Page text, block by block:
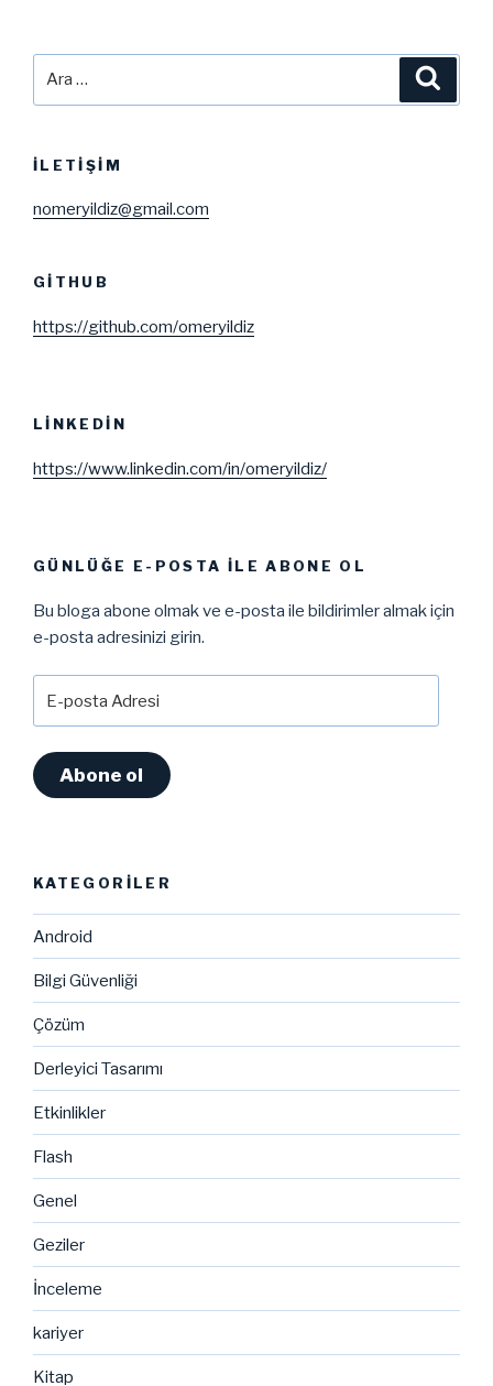
İLETIŞIM
nomeryildiz@gmail.com
GITHUB
https://github.com/omeryildiz
LINKEDIN
https://www.linkedin.com/in/omeryildiz/
GÜNLÜĞE E-POSTA ILE ABONE OL
Bu bloga abone olmak ve e-posta ile bildirimler almak için
e-posta adresinizi girin.
posta
Abone ol
KATEGORILER
Android
Bilgi Güvenliği
Çözüm
Derleyici Tasarımı
Etkinlikler
Flash
Genel
Geziler
İnceleme
kariyer
Kitap